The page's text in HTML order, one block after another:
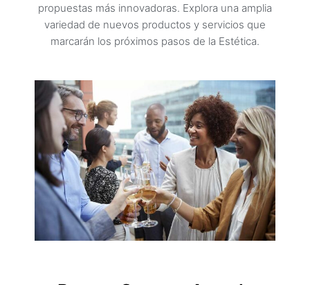
propuestas más innovadoras. Explora una amplia
variedad de nuevos productos y servicios que
marcarán los próximos pasos de la Estética.